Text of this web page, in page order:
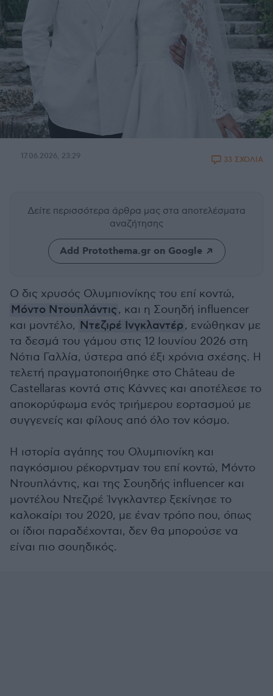
17.06.2026, 23:29 33 ΣΧΟΛΙΑ
Δείτε περισσότερα άρθρα μας στα αποτελέσματα
αναζήτησης
Add Protothema.gr on Google
Ο δις χρυσός Ολυμπιονίκης του επί κοντώ,
Μόντο Ντουπλάντις, και η Σουηδή influencer
και μοντέλο, Ντεζιρέ Ινγκλαντέρ, ενώθηκαν με
τα δεσμά του γάμου στις 12 Ιουνίου 2026 στη
Νότια Γαλλία, ύστερα από έξι χρόνια σχέσης. Η
τελετή πραγματοποιήθηκε στο Château de
Castellaras κοντά στις Κάννες και αποτέλεσε το
αποκορύφωμα ενός τριήμερου εορτασμού με
συγγενείς και φίλους από όλο τον κόσμο.
Η ιστορία αγάπης του Ολυμπιονίκη και
παγκόσμιου ρέκορντμαν του επί κοντώ, Μόντο
Ντουπλάντις, και της Σουηδής influencer και
μοντέλου Ντεζιρέ Ίνγκλαντερ ξεκίνησε το
καλοκαίρι του 2020, με έναν τρόπο που, όπως
οι ίδιοι παραδέχονται, δεν θα μπορούσε να
είναι πιο σουηδικός.